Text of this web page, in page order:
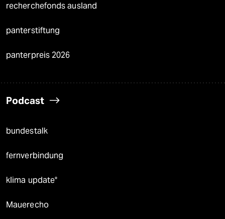
recherchefonds ausland
panterstiftung
panterpreis 2026
Podcast
bundestalk
fernverbindung
klima update°
Mauerecho